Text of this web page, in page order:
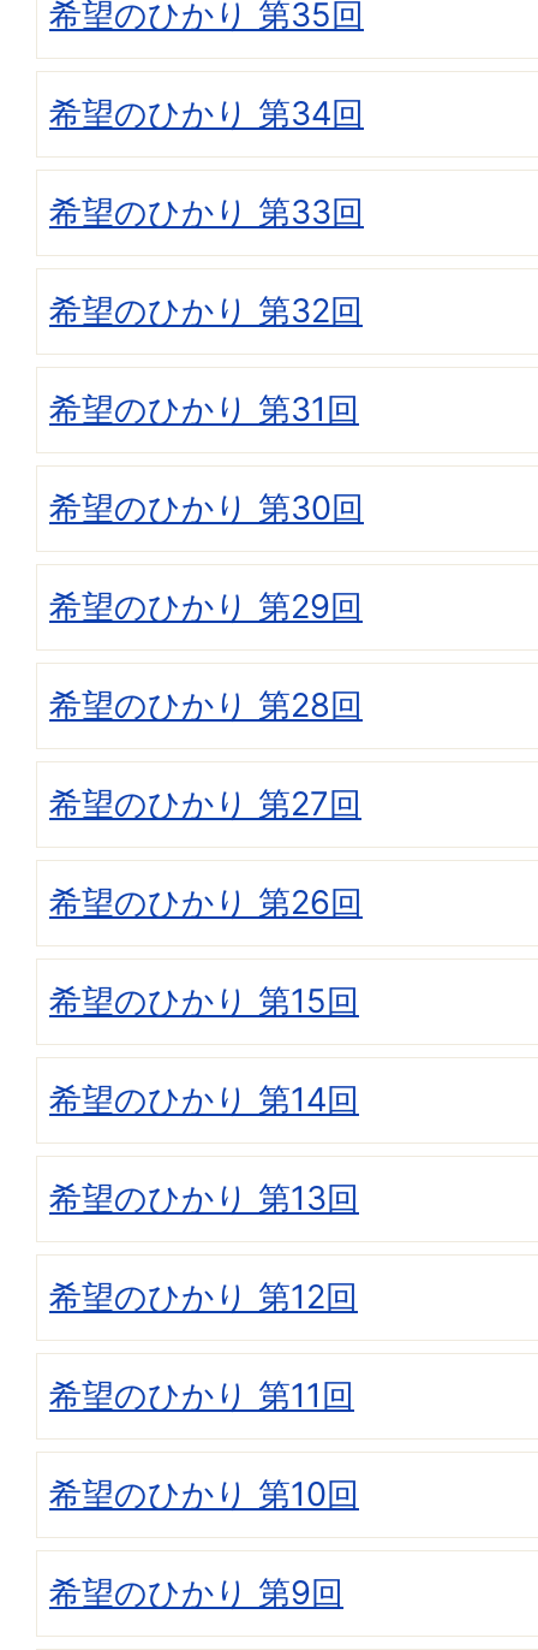
希望のひかり 第35回
希望のひかり 第34回
希望のひかり 第33回
希望のひかり 第32回
希望のひかり 第31回
希望のひかり 第30回
希望のひかり 第29回
希望のひかり 第28回
希望のひかり 第27回
希望のひかり 第26回
希望のひかり 第15回
希望のひかり 第14回
希望のひかり 第13回
希望のひかり 第12回
希望のひかり 第11回
希望のひかり 第10回
希望のひかり 第9回